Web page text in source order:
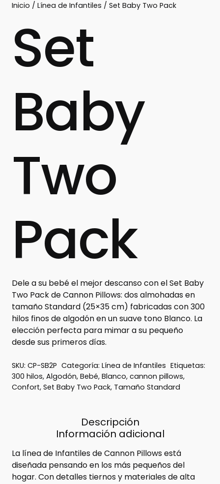
Inicio / Línea de Infantiles / Set Baby Two Pack
Set
Baby
Two
Pack
Dele a su bebé el mejor descanso con el Set Baby
Two Pack de Cannon Pillows: dos almohadas en
tamaño Standard (25×35 cm) fabricadas con 300
hilos finos de algodón en un suave tono Blanco. La
elección perfecta para mimar a su pequeño
desde sus primeros días.
SKU: CP-SB2P Categoría: Línea de Infantiles Etiquetas:
300 hilos, Algodón, Bebé, Blanco, cannon pillows,
Confort, Set Baby Two Pack, Tamaño Standard
Descripción
Información adicional
La línea de Infantiles de Cannon Pillows está
diseñada pensando en los más pequeños del
hogar. Con detalles tiernos y materiales de alta